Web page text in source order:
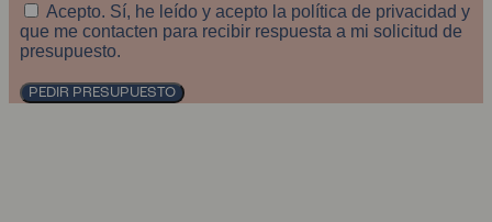
Acepto. Sí, he leído y acepto la política de privacidad y
que me contacten para recibir respuesta a mi solicitud de
presupuesto.
PEDIR PRESUPUESTO